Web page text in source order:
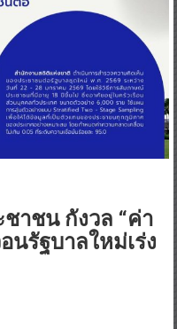
าชน กังวล “ค่า
นรัฐบาลใหม่เร่ง